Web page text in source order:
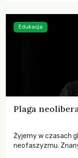
kryzysami i
Plaga
Żyjemy w czasach
neofaszyzmu.
Edukacja